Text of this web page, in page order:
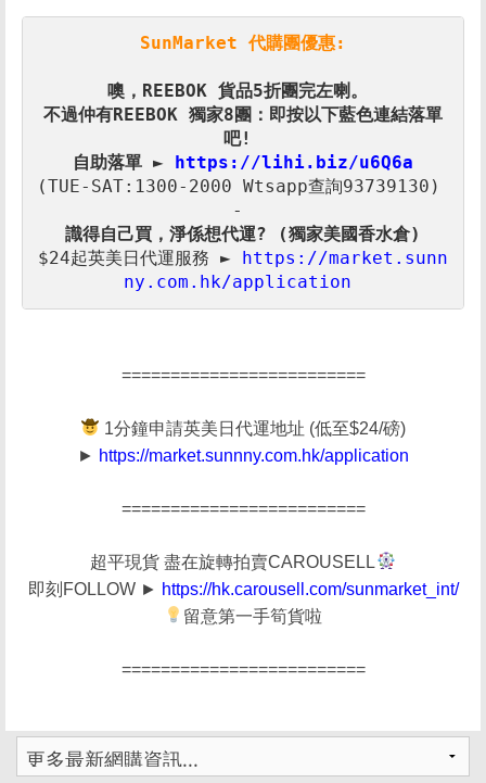
SunMarket 代購團優惠:
噢，REEBOK 貨品5折
不過仲有REEBOK 獨家8團：即按以下藍色連結落單
自助落單 ►
(TUE-SAT:1300-2000 Wtsapp查詢93739130)
$24起英美日代運服務 ► https://market.sunn
ny.com.hk/application
=========================
1分鐘申請英美日代運地址 (低至$24/磅)
► https://market.sunnny.com.hk/application
=========================
超平現貨 盡在旋轉拍賣CAROUSELL
即刻FOLLOW ► https://hk.carousell.com/sunmarket_int/
留意第一手筍貨啦
=========================